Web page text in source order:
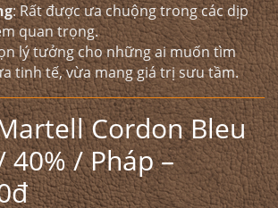
: Rất được ưa chuộng trong các dịp
quan trọng.
lý tưởng cho những ai muốn tìm
tinh tế, vừa mang giá trị sưu tầm.
Cordon Bleu
40% / Pháp –